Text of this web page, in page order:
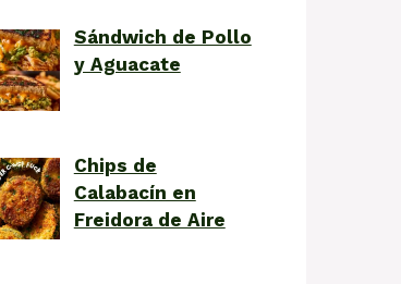
Sándwich de Pollo
y Aguacate
Chips de
Calabacín en
Freidora de Aire